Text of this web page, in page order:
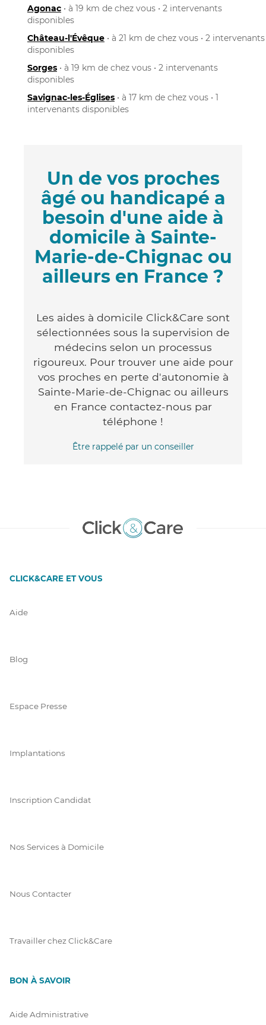
Agonac • à 19 km de chez vous • 2 intervenants
disponibles
Château-l'Évêque • à 21 km de chez vous • 2 intervenants
disponibles
Sorges • à 19 km de chez vous • 2 intervenants
disponibles
Savignac-les-Églises • à 17 km de chez vous • 1
intervenants disponibles
Un de vos proches
âgé ou handicapé a
besoin d'une aide à
domicile à Sainte-
Marie-de-Chignac ou
ailleurs en France ?
Les aides à domicile Click&Care sont
sélectionnées sous la supervision de
médecins selon un processus
rigoureux. Pour trouver une aide pour
vos proches en perte d'autonomie à
Sainte-Marie-de-Chignac ou ailleurs
en France contactez-nous par
téléphone !
Être rappelé par un conseiller
CLICK&CARE ET VOUS
Aide
Blog
Espace Presse
Implantations
Inscription Candidat
Nos Services à Domicile
Nous Contacter
Travailler chez Click&Care
BON À SAVOIR
Aide Administrative